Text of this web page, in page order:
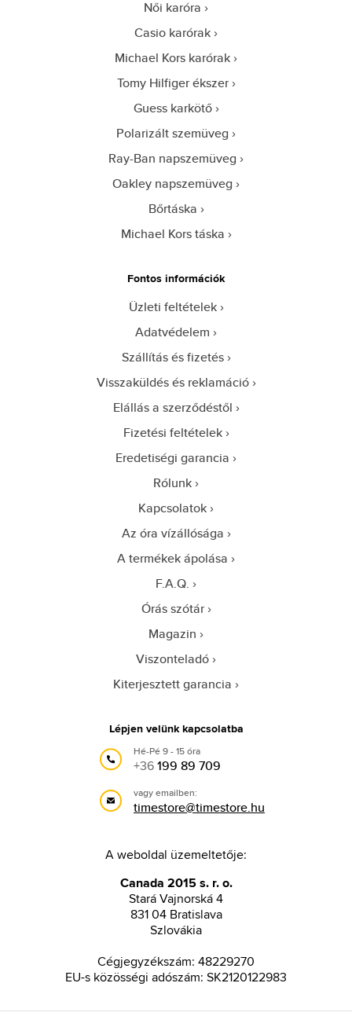
Női karóra
Casio karórak
Michael Kors karórak
Tomy Hilfiger ékszer
Guess karkötő
Polarizált szemüveg
Ray-Ban napszemüveg
Oakley napszemüveg
Bőrtáska
Michael Kors táska
Fontos információk
Üzleti feltételek
Adatvédelem
Szállítás és fizetés
Visszaküldés és reklamáció
Elállás a szerződéstől
Fizetési feltételek
Eredetiségi garancia
Rólunk
Kapcsolatok
Az óra vízállósága
A termékek ápolása
F.A.Q.
Órás szótár
Magazin
Viszonteladó
Kiterjesztett garancia
Lépjen velünk kapcsolatba
Hé-Pé 9 - 15 óra
+36199 89 709
vagy emailben:
timestore@timestore.hu
A weboldal üzemeltetője:
Canada 2015 s. r. o.
Stará Vajnorská 4
831 04 Bratislava
Szlovákia
Cégjegyzékszám: 48229270
EU-s közösségi adószám: SK2120122983